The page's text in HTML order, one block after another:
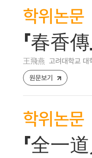
학위논문
「春香
王飛燕 고려대학교
원문보기
학위논문
「全一